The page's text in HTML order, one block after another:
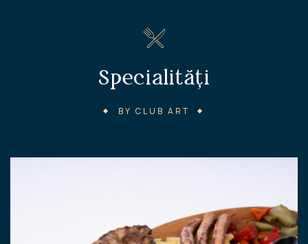
Specialități
BY CLUB ART